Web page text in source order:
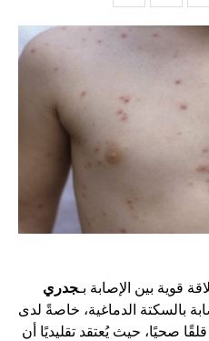
قوية بين الإصابة بـجدري
بالسكتة الدماغية، خاصةً لدى
قلقًا صحيًا، حيث يُعتقد تقليديًا أن